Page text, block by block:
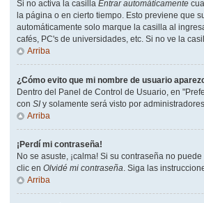
Si no activa la casilla Entrar automáticamente
la página o en cierto tiempo. Esto previene que
automáticamente solo marque la casilla al
cafés, PC's de universidades, etc. Si no ve la
Arriba
¿Cómo evito que mi nombre de usuario
Dentro del Panel de Control de Usuario, en
con SIy solamente será visto por
Arriba
¡Perdí mi contraseña!
No se asuste, ¡calma! Si su contraseña no
clic en Olvidé mi contraseña. Siga las
Arriba